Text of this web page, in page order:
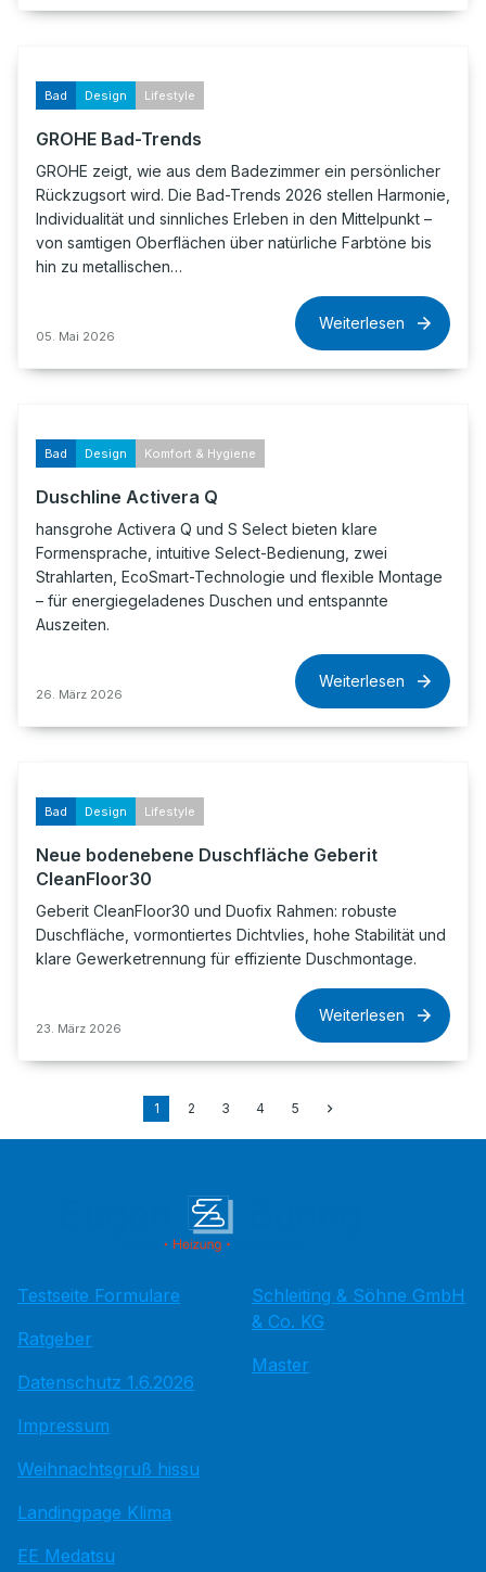
Bad Design Lifestyle
GROHE Bad-Trends
GROHE zeigt, wie aus dem Badezimmer ein persönlicher
Rückzugsort wird. Die Bad-Trends 2026 stellen Harmonie,
Individualität und sinnliches Erleben in den Mittelpunkt –
von samtigen Oberflächen über natürliche Farbtöne bis
hin zu metallischen…
05. Mai 2026
Weiterlesen
Bad Design Komfort & Hygiene
Duschline Activera Q
hansgrohe Activera Q und S Select bieten klare
Formensprache, intuitive Select-Bedienung, zwei
Strahlarten, EcoSmart-Technologie und flexible Montage
– für energiegeladenes Duschen und entspannte
Auszeiten.
26. März 2026
Weiterlesen
Bad Design Lifestyle
Neue bodenebene Duschfläche Geberit
CleanFloor30
Geberit CleanFloor30 und Duofix Rahmen: robuste
Duschfläche, vormontiertes Dichtvlies, hohe Stabilität und
klare Gewerketrennung für effiziente Duschmontage.
23. März 2026
Weiterlesen
1 2 3 4 5
Testseite Formulare
Ratgeber
Datenschutz 1.6.2026
Impressum
Weihnachtsgruß hissu
Landingpage Klima
EE Medatsu
Schleiting & Söhne GmbH
& Co. KG
Master